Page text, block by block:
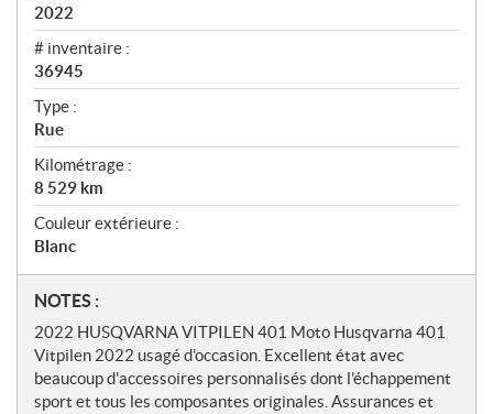
2022
# inventaire :
36945
Type :
Rue
Kilométrage :
8 529 km
Couleur extérieure :
Blanc
N
o
t
e
s
NOTES :
2022 HUSQVARNA VITPILEN 401 Moto Husqvarna 401
Vitpilen 2022 usagé d'occasion. Excellent état avec
beaucoup d'accessoires personnalisés dont l'échappement
sport et tous les composantes originales. Assurances et